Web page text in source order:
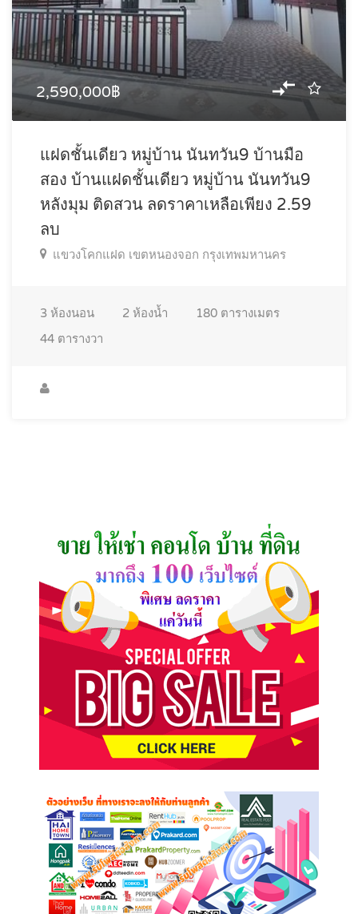
2,590,000฿
แฝดชั้นเดียว หมู่บ้าน นันทวัน9 บ้านมือ
สอง บ้านแฝดชั้นเดียว หมู่บ้าน นันทวัน9
หลังมุม ติดสวน ลดราคาเหลือเพียง 2.59
ลบ
แขวงโคกแฝด เขตหนองจอก กรุงเทพมหานคร
3 ห้องนอน 2 ห้องน้ำ 180 ตารางเมตร
44 ตารางวา